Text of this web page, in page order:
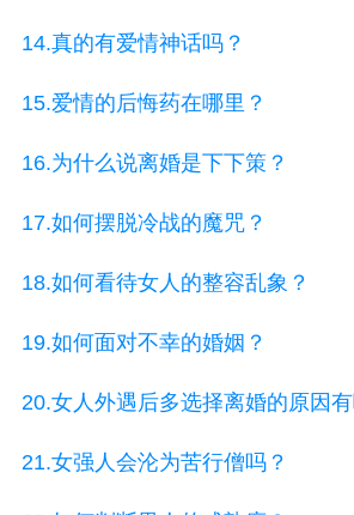
14.真的有爱情神话吗？
15.爱情的后悔药在哪里？
16.为什么说离婚是下下策？
17.如何摆脱冷战的魔咒？
18.如何看待女人的整容乱象？
19.如何面对不幸的婚姻？
20.女人外遇后多选择离婚的原因有
21.女强人会沦为苦行僧吗？